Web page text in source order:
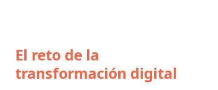
El reto de la
transformación digital